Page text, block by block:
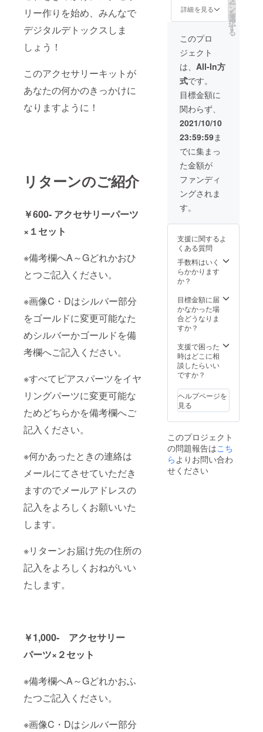
リー作りを始め、みんなで
デジタルデトックスしま
しょう！
このアクセサリーキットが
あなたの何かのきっかけに
なりますように！
リターンのご紹介
￥600- アクセサリーパーツ
×１セット
※備考欄へA～Gどれかおひ
とつご記入ください。
※画像C・Dはシルバー部分
をゴールドに変更可能なた
めシルバーかゴールドを備
考欄へご記入ください。
※すべてピアスパーツをイヤ
リングパーツに変更可能な
ためどちらかを備考欄へご
記入ください。
※何かあったときの連絡は
メールにてさせていただき
ますのでメールアドレスの
記入をよろしくお願いいた
します。
※リターンお届け先の住所の
記入をよろしくおねがいい
たします。
￥1,000- アクセサリー
パーツ×２セット
※備考欄へA～Gどれかおふ
たつご記入ください。
※画像C・Dはシルバー部分
ピアス
リング
パーツ
に変更
可能な
ためど
ちらか
を備考
欄へご
記入く
ださ
い。 ※
何か
あった
ときの
連絡は
メール
にてさ
せてい
でメー
ルアド
レスの
記入を
よろし
くお願
す。 ※
リター
ンお届
記入を
よろし
くおね
がいい
す。
入くだ
さい。
※画像
C・Dは
シル
バー部
分を
ゴール
ドに変
更可能
なため
シル
バーか
ゴール
ドを備
考欄へ
ご記入
くださ
い。 ※
すべて
ピアス
リング
に変更
可能な
ためど
ちらか
を備考
記入く
ださ
い。 ※
何か
ときの
連絡は
メール
にてさ
ただき
ますの
でメー
ルアド
記入を
よろし
くお願
いいた
しま
詳細を見る ー
ン
を
選
択
す
る
このプロ
ジェクト
は、 All-In方
式です。
目標金額に
関わらず、
2021/10/10
23:59:59ま
でに集まっ
た金額が
ファンディ
ングされま
す。
支援に関するよ
くある質問
手数料はいく
らかかります
か？
目標金額に届
かなかった場
合どうなりま
すか？
支援で困った
時はどこに相
談したらいい
ですか？
ヘルプページを
見る
このプロジェクト
の問題報告はこち
らよりお問い合わ
せください